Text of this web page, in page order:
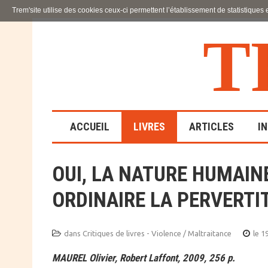
T
ACCUEIL LIVRES
LA FAMILLE
EN SOUFFRANCE
ÉDUCATIVE
SCIENCES HUMAINES
ARTICLES
OUI, LA NATURE
ORDINAIRE LA
dans Critiques de livres - Violence / Maltraitance le
MAUREL Olivier, Robert Laffont, 2009, 256 p.
Trem'site utilise des cookies ceux-ci permettent l’établissement de statistiques